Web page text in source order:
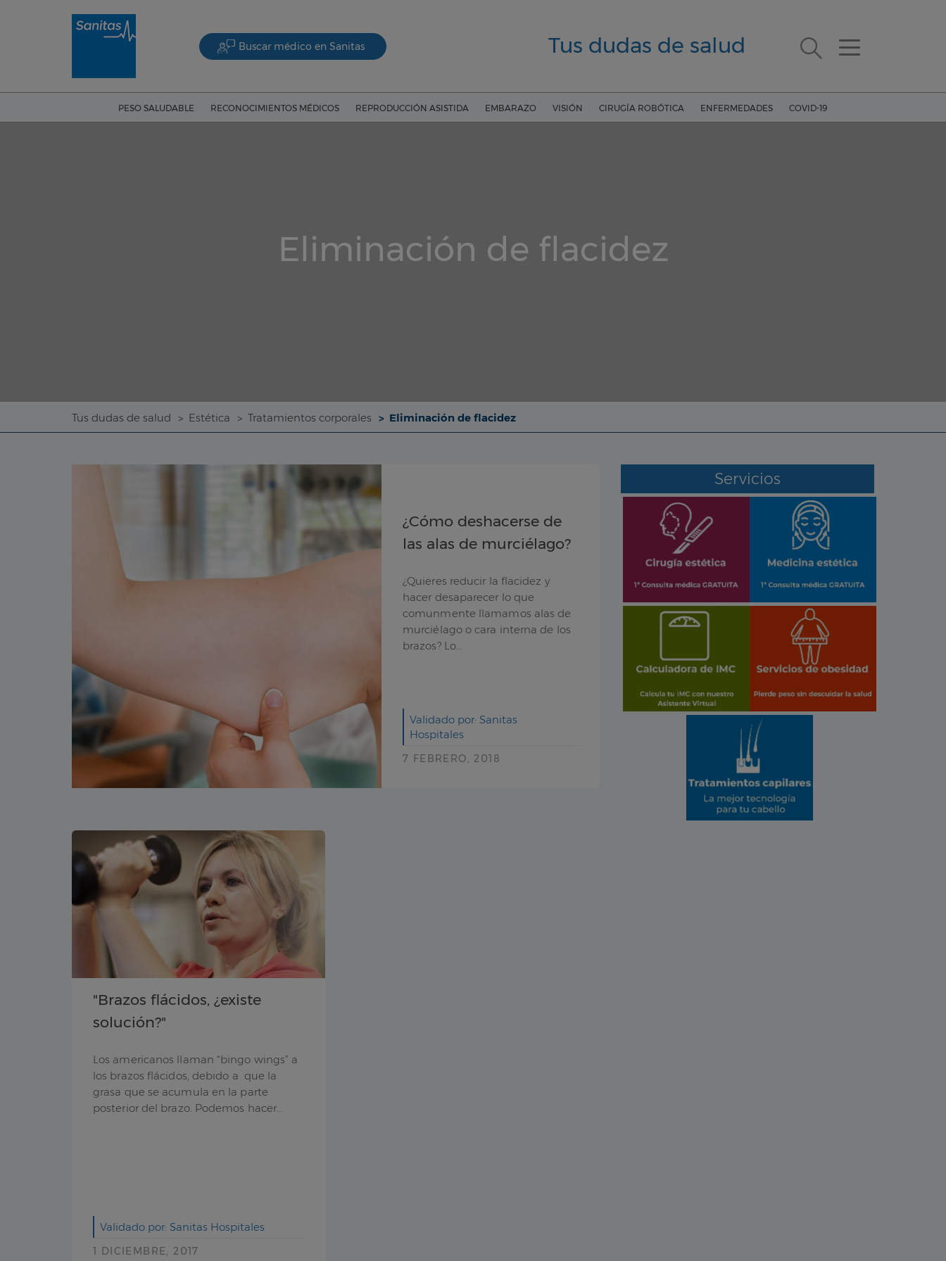
Buscar médico en Sanitas Tus dudas de salud
PESO SALUDABLE RECONOCIMIENTOS MÉDICOS REPRODUCCIÓN ASISTIDA EMBARAZO VISIÓN CIRUGÍA ROBÓTICA ENFERMEDADES COVID-19
Eliminación de flacidez
Tus dudas de salud Estética Tratamientos corporales Eliminación de flacidez
¿Cómo deshacerse de
las alas de murciélago?
¿Quieres reducir la flacidez y
hacer desaparecer lo que
comunmente llamamos alas de
murciélago o cara interna de los
brazos? Lo...
Validado por: Sanitas
Hospitales
7 FEBRERO, 2018
"Brazos flácidos, ¿existe
solución?"
Los americanos llaman “bingo wings” a
los brazos flácidos, debido a que la
grasa que se acumula en la parte
posterior del brazo. Podemos hacer...
Validado por: Sanitas Hospitales
1 DICIEMBRE, 2017
Servicios